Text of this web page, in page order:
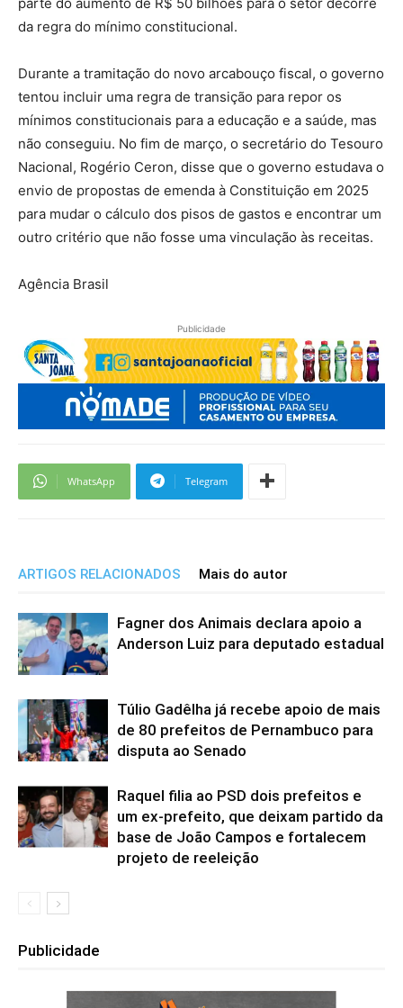
da regra do mínimo constitucional.
Durante a tramitação do novo arcabouço fiscal, o governo
tentou incluir uma regra de transição para repor os
mínimos constitucionais para a educação e a saúde, mas
não conseguiu. No fim de março, o secretário do Tesouro
Nacional, Rogério Ceron, disse que o governo estudava o
envio de propostas de emenda à Constituição em 2025
para mudar o cálculo dos pisos de gastos e encontrar um
outro critério que não fosse uma vinculação às receitas.
Agência Brasil
Publicidade
WhatsApp Telegram
ARTIGOS RELACIONADOS Mais do autor
Fagner dos Animais declara apoio a
Anderson Luiz para deputado estadual
Túlio Gadêlha já recebe apoio de mais
de 80 prefeitos de Pernambuco para
disputa ao Senado
Raquel filia ao PSD dois prefeitos e
um ex-prefeito, que deixam partido da
base de João Campos e fortalecem
projeto de reeleição
Publicidade